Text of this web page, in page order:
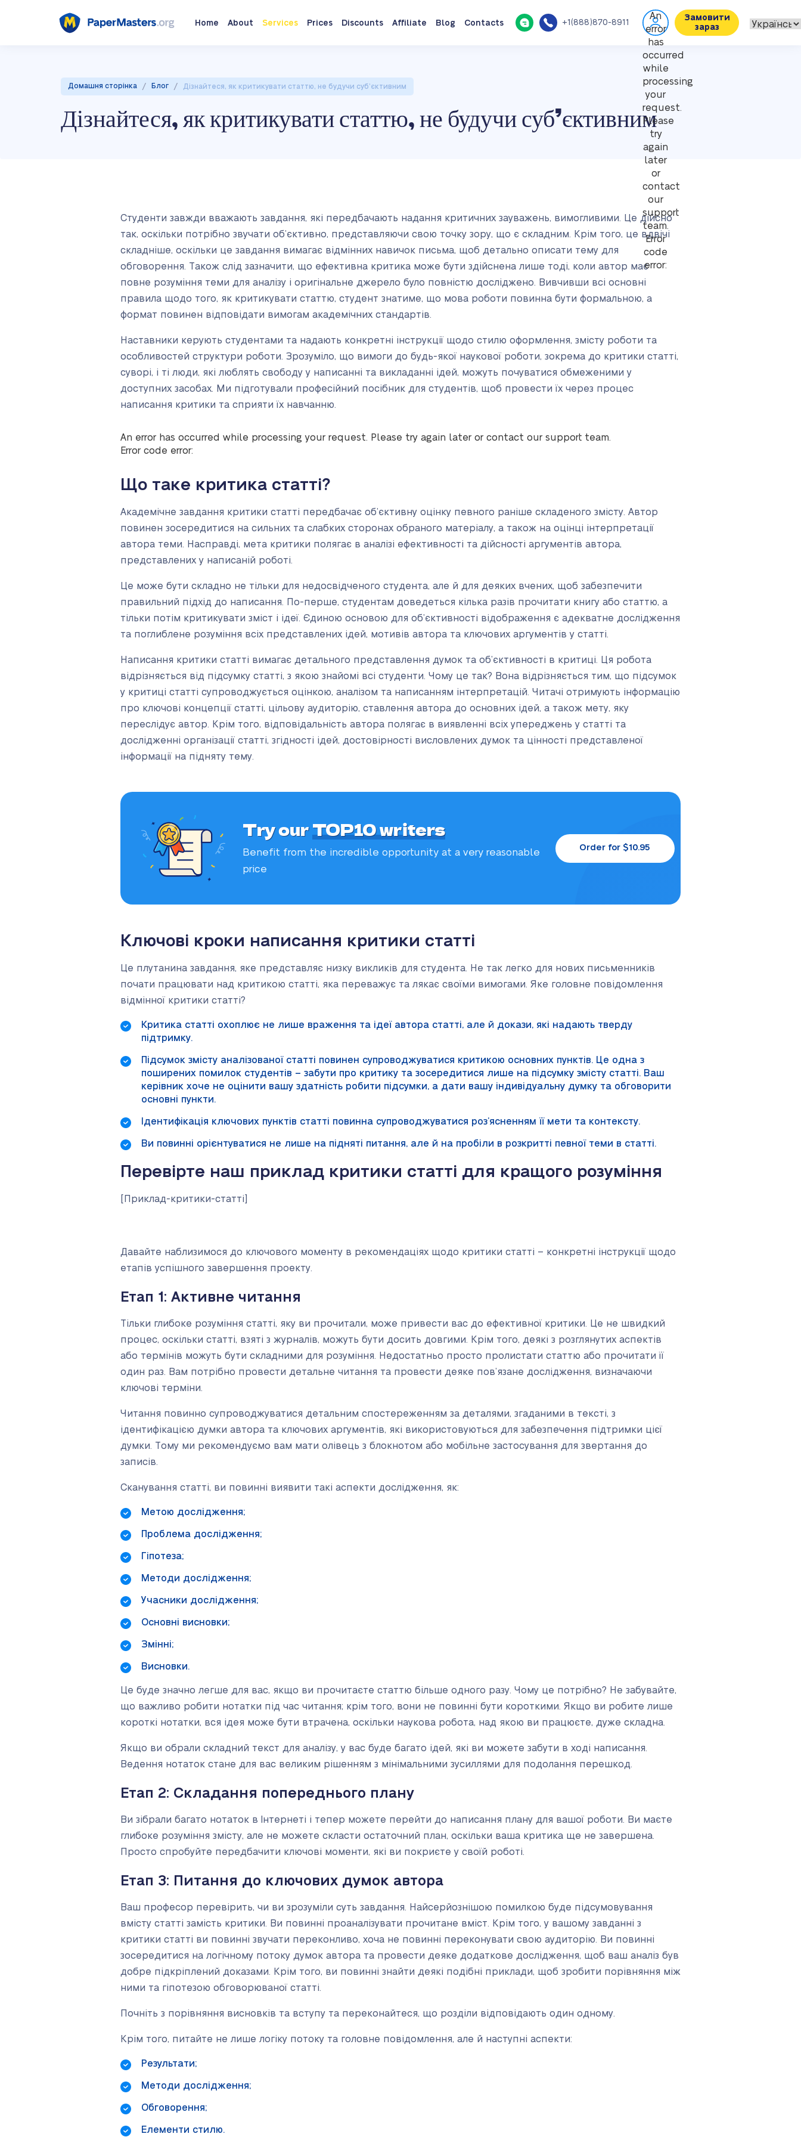
Home About Services Prices Discounts Affiliate Blog Contacts +1(888)870-8911
An
error
has
occurred
while
processing
your
request.
Please
try
again
later
or
contact
our
support
team.
Error
code
error:
Замовити
зараз
Домашня сторінка / Блог / Дізнайтеся, як критикувати статтю, не будучи суб’єктивним
Дізнайтеся, як критикувати статтю, не будучи суб’єктивним
Студенти завжди вважають завдання, які передбачають надання критичних зауважень, вимогливими. Це дійсно
так, оскільки потрібно звучати об’єктивно, представляючи свою точку зору, що є складним. Крім того, це вдвічі
складніше, оскільки це завдання вимагає відмінних навичок письма, щоб детально описати тему для
обговорення. Також слід зазначити, що ефективна критика може бути здійснена лише тоді, коли автор має
повне розуміння теми для аналізу і оригінальне джерело було повністю досліджено. Вивчивши всі основні
правила щодо того, як критикувати статтю, студент знатиме, що мова роботи повинна бути формальною, а
формат повинен відповідати вимогам академічних стандартів.
Наставники керують студентами та надають конкретні інструкції щодо стилю оформлення, змісту роботи та
особливостей структури роботи. Зрозуміло, що вимоги до будь-якої наукової роботи, зокрема до критики статті,
суворі, і ті люди, які люблять свободу у написанні та викладанні ідей, можуть почуватися обмеженими у
доступних засобах. Ми підготували професійний посібник для студентів, щоб провести їх через процес
написання критики та сприяти їх навчанню.
An error has occurred while processing your request. Please try again later or contact our support team.
Error code error:
Що таке критика статті?
Академічне завдання критики статті передбачає об’єктивну оцінку певного раніше складеного змісту. Автор
повинен зосередитися на сильних та слабких сторонах обраного матеріалу, а також на оцінці інтерпретації
автора теми. Насправді, мета критики полягає в аналізі ефективності та дійсності аргументів автора,
представлених у написаній роботі.
Це може бути складно не тільки для недосвідченого студента, але й для деяких вчених, щоб забезпечити
правильний підхід до написання. По-перше, студентам доведеться кілька разів прочитати книгу або статтю, а
тільки потім критикувати зміст і ідеї. Єдиною основою для об’єктивності відображення є адекватне дослідження
та поглиблене розуміння всіх представлених ідей, мотивів автора та ключових аргументів у статті.
Написання критики статті вимагає детального представлення думок та об’єктивності в критиці. Ця робота
відрізняється від підсумку статті, з якою знайомі всі студенти. Чому це так? Вона відрізняється тим, що підсумок
у критиці статті супроводжується оцінкою, аналізом та написанням інтерпретацій. Читачі отримують інформацію
про ключові концепції статті, цільову аудиторію, ставлення автора до основних ідей, а також мету, яку
переслідує автор. Крім того, відповідальність автора полягає в виявленні всіх упереджень у статті та
дослідженні організації статті, згідності ідей, достовірності висловлених думок та цінності представленої
інформації на підняту тему.
Try ourTOP10 writers
Benefit from the incredible opportunity at a very reasonable
price
Order for $10.95
Ключові кроки написання критики статті
Це плутанина завдання, яке представляє низку викликів для студента. Не так легко для нових письменників
почати працювати над критикою статті, яка переважує та лякає своїми вимогами. Яке головне повідомлення
відмінної критики статті?
Критика статті охоплює не лише враження та ідеї автора статті, але й докази, які надають тверду
підтримку.
Підсумок змісту аналізованої статті повинен супроводжуватися критикою основних пунктів. Це одна з
поширених помилок студентів – забути про критику та зосередитися лише на підсумку змісту статті. Ваш
керівник хоче не оцінити вашу здатність робити підсумки, а дати вашу індивідуальну думку та обговорити
основні пункти.
Ідентифікація ключових пунктів статті повинна супроводжуватися роз’ясненням її мети та контексту.
Ви повинні орієнтуватися не лише на підняті питання, але й на пробіли в розкритті певної теми в статті.
Перевірте наш приклад критики статті для кращого розуміння
[Приклад-критики-статті]
Давайте наблизимося до ключового моменту в рекомендаціях щодо критики статті – конкретні інструкції щодо
етапів успішного завершення проекту.
Етап 1: Активне читання
Тільки глибоке розуміння статті, яку ви прочитали, може привести вас до ефективної критики. Це не швидкий
процес, оскільки статті, взяті з журналів, можуть бути досить довгими. Крім того, деякі з розглянутих аспектів
або термінів можуть бути складними для розуміння. Недостатньо просто пролистати статтю або прочитати її
один раз. Вам потрібно провести детальне читання та провести деяке пов’язане дослідження, визначаючи
ключові терміни.
Читання повинно супроводжуватися детальним спостереженням за деталями, згаданими в тексті, з
ідентифікацією думки автора та ключових аргументів, які використовуються для забезпечення підтримки цієї
думки. Тому ми рекомендуємо вам мати олівець з блокнотом або мобільне застосування для звертання до
записів.
Сканування статті, ви повинні виявити такі аспекти дослідження, як:
Метою дослідження;
Проблема дослідження;
Гіпотеза;
Методи дослідження;
Учасники дослідження;
Основні висновки;
Змінні;
Висновки.
Це буде значно легше для вас, якщо ви прочитаєте статтю більше одного разу. Чому це потрібно? Не забувайте,
що важливо робити нотатки під час читання; крім того, вони не повинні бути короткими. Якщо ви робите лише
короткі нотатки, вся ідея може бути втрачена, оскільки наукова робота, над якою ви працюєте, дуже складна.
Якщо ви обрали складний текст для аналізу, у вас буде багато ідей, які ви можете забути в ході написання.
Ведення нотаток стане для вас великим рішенням з мінімальними зусиллями для подолання перешкод.
Етап 2: Складання попереднього плану
Ви зібрали багато нотаток в Інтернеті і тепер можете перейти до написання плану для вашої роботи. Ви маєте
глибоке розуміння змісту, але не можете скласти остаточний план, оскільки ваша критика ще не завершена.
Просто спробуйте передбачити ключові моменти, які ви покриєте у своїй роботі.
Етап 3: Питання до ключових думок автора
Ваш професор перевірить, чи ви зрозуміли суть завдання. Найсерйознішою помилкою буде підсумовування
вмісту статті замість критики. Ви повинні проаналізувати прочитане вміст. Крім того, у вашому завданні з
критики статті ви повинні звучати переконливо, хоча не повинні переконувати свою аудиторію. Ви повинні
зосередитися на логічному потоку думок автора та провести деяке додаткове дослідження, щоб ваш аналіз був
добре підкріплений доказами. Крім того, ви повинні знайти деякі подібні приклади, щоб зробити порівняння між
ними та гіпотезою обговорюваної статті.
Почніть з порівняння висновків та вступу та переконайтеся, що розділи відповідають один одному.
Крім того, питайте не лише логіку потоку та головне повідомлення, але й наступні аспекти:
Результати;
Методи дослідження;
Обговорення;
Елементи стилю.